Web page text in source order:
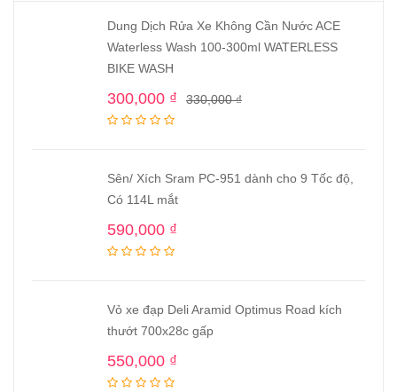
Dung Dịch Rửa Xe Không Cần Nước ACE
Waterless Wash 100-300ml WATERLESS
BIKE WASH
330,000₫
300,000 ₫
Sên/ Xích Sram PC-951 dành cho 9 Tốc độ,
Có 114L mắt
590,000 ₫
Vỏ xe đạp Deli Aramid Optimus Road kích
thướt 700x28c gấp
550,000 ₫